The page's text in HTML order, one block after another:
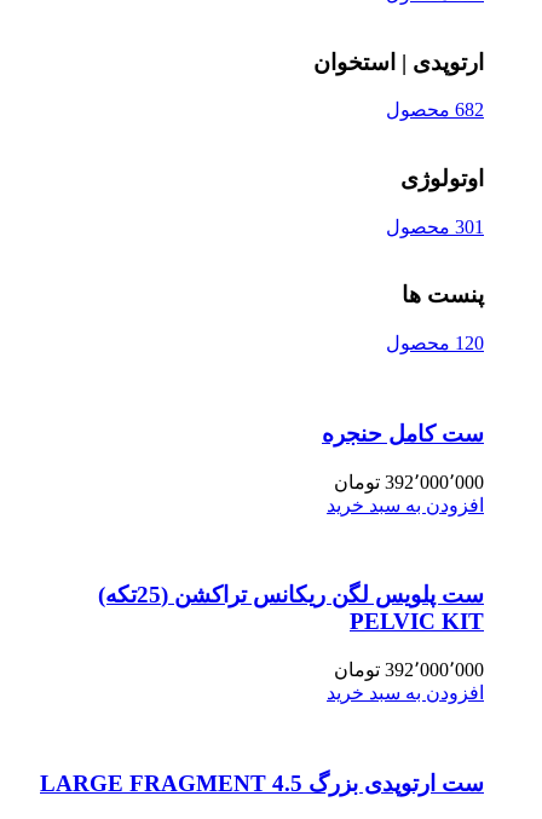
ارتوپدی | استخوان
682 محصول
اوتولوژی
301 محصول
پنست ها
120 محصول
ست کامل حنجره
392٬000٬000 تومان
افزودن به سبد خرید
ست پلویس لگن ریکانس تراکشن (25تکه)
PELVIC KIT
392٬000٬000 تومان
افزودن به سبد خرید
ست ارتوپدی بزرگ 4.5 LARGE FRAGMENT